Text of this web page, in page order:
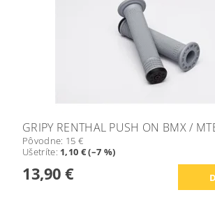
GRIPY RENTHAL PUSH ON BMX /
Pôvodne: 15 €
Ušetríte: 1,10 € (–7 %)
13,90 €